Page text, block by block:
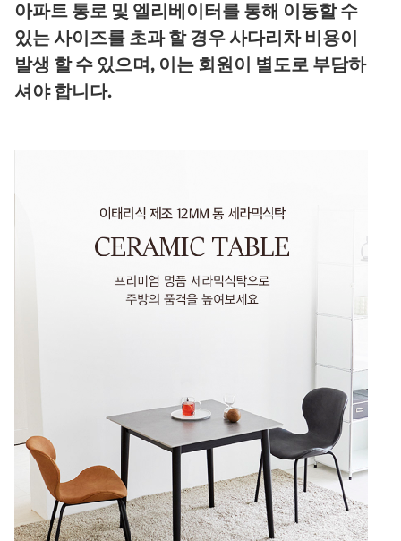
아파트 통로 및 엘리베이터를 통해 이동할 수
있는 사이즈를 초과 할 경우 사다리차 비용이
발생 할 수 있으며, 이는 회원이 별도로 부담하
셔야 합니다.